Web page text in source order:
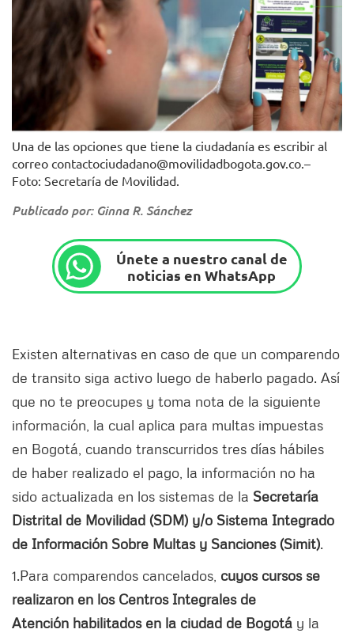
Una de las opciones que tiene la ciudadanía es escribir al
correo contactociudadano@movilidadbogota.gov.co.–
Foto: Secretaría de Movilidad.
Publicado por: Ginna R. Sánchez
Únete a nuestro canal de
noticias en WhatsApp
Existen alternativas en caso de que un comparendo
de transito siga activo luego de haberlo pagado. Así
que no te preocupes y toma nota de la siguiente
información, la cual aplica para multas impuestas
en Bogotá, cuando transcurridos tres días hábiles
de haber realizado el pago, la información no ha
sido actualizada en los sistemas de la Secretaría
Distrital de Movilidad (SDM) y/o Sistema Integrado
de Información Sobre Multas y Sanciones (Simit).
1.Para comparendos cancelados, cuyos cursos se
realizaron en los Centros Integrales de
Atención habilitados en la ciudad de Bogotá y la